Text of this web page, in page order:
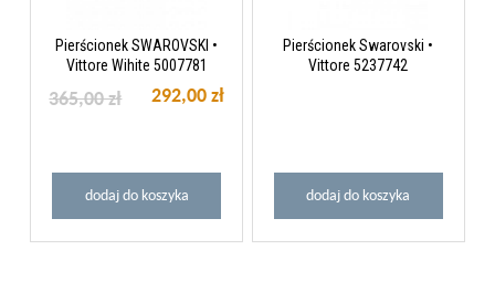
Pierścionek SWAROVSKI •
Vittore Wihite 5007781
292,00 zł
365,00 zł
dodaj do koszyka
Pierścionek Swarovski •
Vittore 5237742
dodaj do koszyka